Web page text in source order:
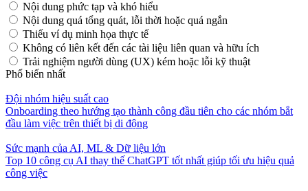
Nội dung phức tạp và khó hiểu
Nội dung quá tổng quát, lỗi thời hoặc quá ngắn
Thiếu ví dụ minh họa thực tế
Không có liên kết đến các tài liệu liên quan và hữu ích
Trải nghiệm người dùng (UX) kém hoặc lỗi kỹ thuật
Phổ biến nhất
Đội nhóm hiệu suất cao
Onboarding theo hướng tạo thành công đầu tiên cho các nhóm bắt
đầu làm việc trên thiết bị di động
Sức mạnh của AI, ML & Dữ liệu lớn
Top 10 công cụ AI thay thế ChatGPT tốt nhất giúp tối ưu hiệu quả
công việc